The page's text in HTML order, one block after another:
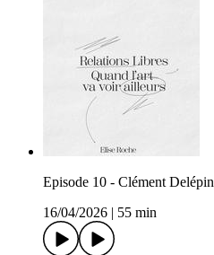
Episode 10 - Clément
16/04/2026
55 min